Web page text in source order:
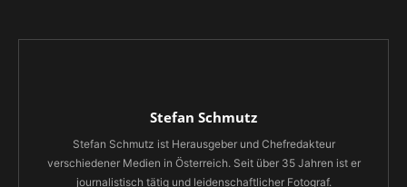
Stefan Schmutz
Stefan Schmutz ist Herausgeber und Chefredakteur
verschiedener Medien in Österreich. Seit über 35 Jahren ist er
journalistisch tätig und leidenschaftlicher Fotograf.